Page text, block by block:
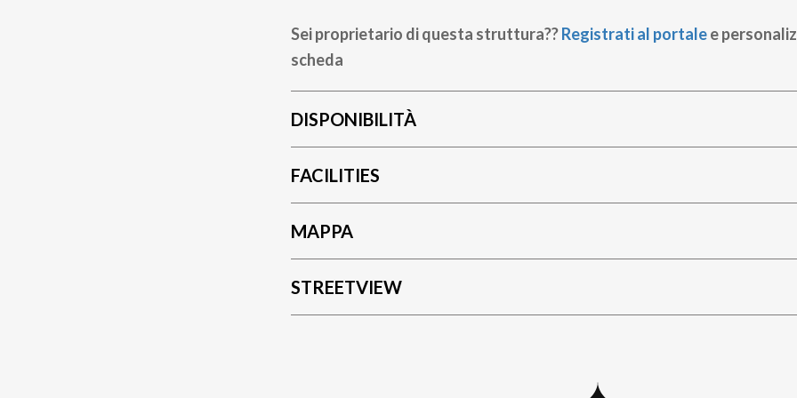
Sei proprietario di questa struttura??Registrati al portalee
scheda
DISPONIBILITÀ
FACILITIES
MAPPA
STREETVIEW